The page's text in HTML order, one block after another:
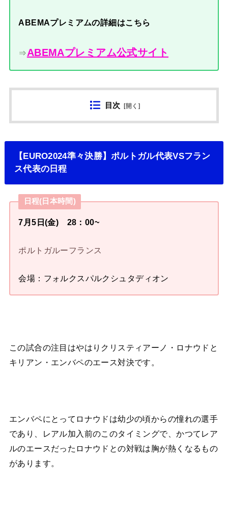
ABEMAプレミアムの詳細はこちら
⇒ABEMAプレミアム公式サイト
目次 [開く ]
【EURO2024準々決勝】ポルトガル代表VSフラン
ス代表の日程
日程(日本時間)
7月5日(金) 28：00~
ポルトガルーフランス
会場：フォルクスパルクシュタディオン
この試合の注目はやはりクリスティアーノ・ロナウドと
キリアン・エンバペのエース対決です。
エンバペにとってロナウドは幼少の頃からの憧れの選手
であり、レアル加入前のこのタイミングで、かつてレア
ルのエースだったロナウドとの対戦は胸が熱くなるもの
があります。